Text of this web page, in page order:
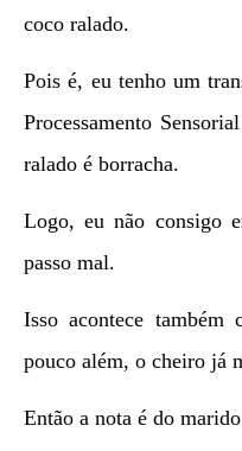
coco ralado.
Pois é, eu tenho um
Processamento
ralado é borracha.
Logo, eu não consigo
passo mal.
Isso acontece
pouco além, o cheiro já
Então a nota é do